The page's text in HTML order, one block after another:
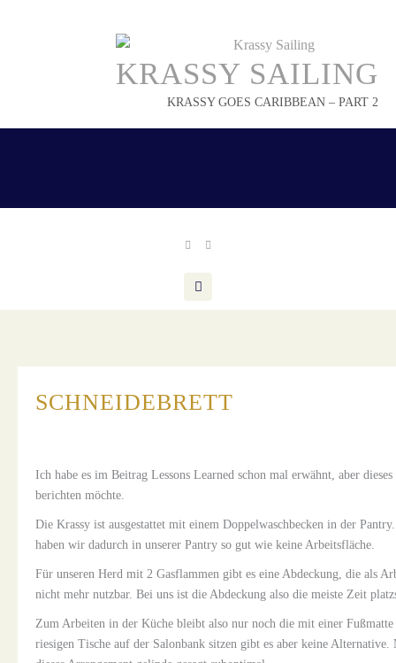
KRASSY SAILING
KRASSY GOES CARIBBEAN – PART 2
SCHNEIDEBRETT
Ich habe es im Beitrag Lessons Learned schon mal erwähnt, aber
berichten möchte.
Die Krassy ist ausgestattet mit einem Doppelwaschbecken in der
haben wir dadurch in unserer Pantry so gut wie keine Arbeitsfläche.
Für unseren Herd mit 2 Gasflammen gibt es eine Abdeckung, die als
nicht mehr nutzbar. Bei uns ist die Abdeckung also die meiste Zeit
Zum Arbeiten in der Küche bleibt also nur noch die mit einer
riesigen Tische auf der Salonbank sitzen gibt es aber keine